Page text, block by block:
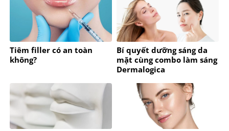
Tiêm filler có an toàn
không?
Bí quyết dưỡng sáng da
mặt cùng combo làm sáng
Dermalogica